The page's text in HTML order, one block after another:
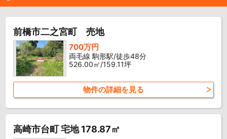
前橋市二之宮町 売地
700万円
両毛線 駒形駅/徒歩48分
526.00㎡/159.11坪
物件の詳細を見る
高崎市台町 宅地 178.87㎡